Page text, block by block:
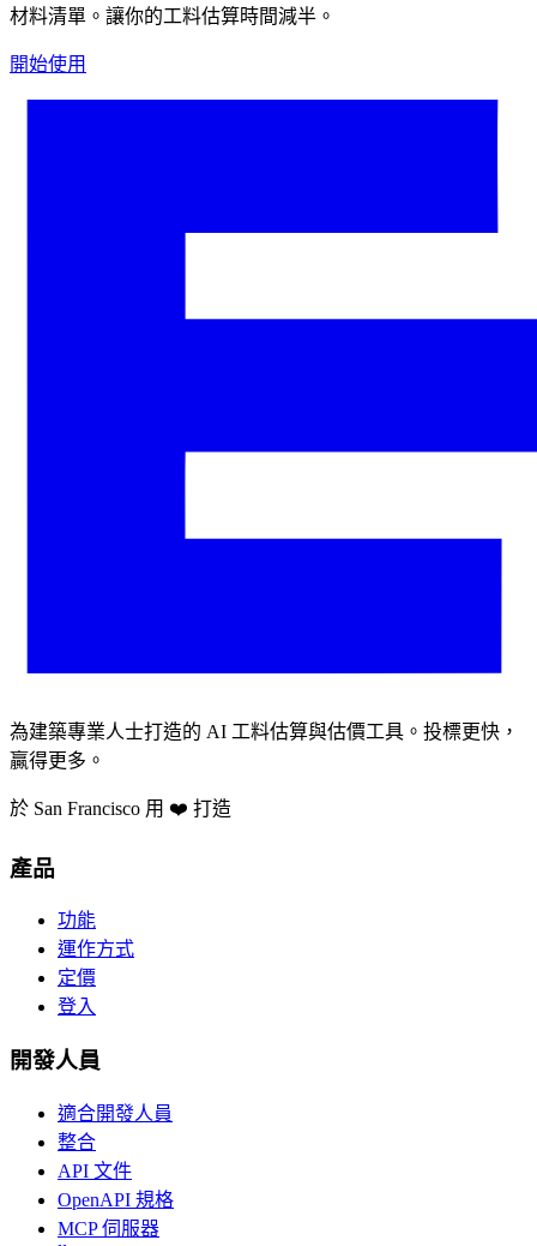
材料清單。讓你的工料估算時間減半。
開始使用
為建築專業人士打造的 AI 工料估算與估價工具。投標更快，
贏得更多。
於 San Francisco 用 ❤️ 打造
產品
功能
運作方式
定價
登入
開發人員
適合開發人員
整合
API 文件
OpenAPI 規格
MCP 伺服器